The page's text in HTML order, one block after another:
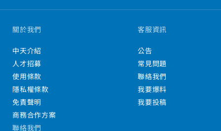
關於我們
中天介紹
人才招募
使用條款
隱私權條款
免責聲明
商務合作方案
客服資訊
公告
常見問題
聯絡我們
我要爆料
我要投稿
聯絡我們